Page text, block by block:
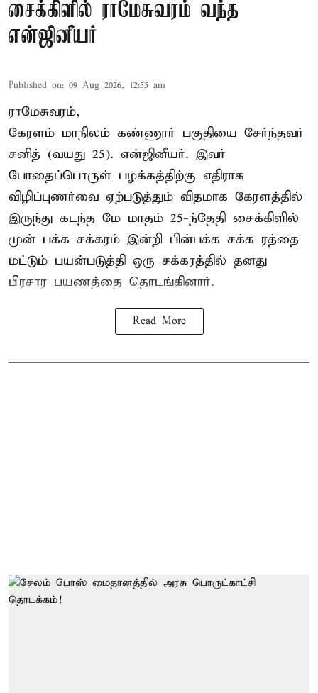
சைக்கிளில் ராமேசுவரம் வந்த
என்ஜினீயர்
Published on: 09 Aug 2026, 12:55 am
ராமேசுவரம்,
கேரளம் மாநிலம் கண்ணூர் பகுதியை சேர்ந்தவர்
சனித் (வயது 25). என்ஜினீயர். இவர்
போதைப்பொருள் பழக்கத்திற்கு எதிராக
விழிப்புணர்வை ஏற்படுத்தும் விதமாக கேரளத்தில்
இருந்து கடந்த மே மாதம் 25-ந்தேதி சைக்கிளில்
முன் பக்க சக்கரம் இன்றி பின்பக்க சக்க ரத்தை
மட்டும் பயன்படுத்தி ஒரு சக்கரத்தில் தனது
பிரசார பயணத்தை தொடங்கினார்.
Read More